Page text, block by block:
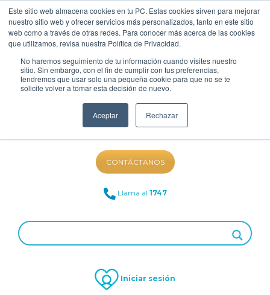
Este sitio web almacena cookies en tu PC. Estas cookies sirven para mejorar
nuestro sitio web y ofrecer servicios más personalizados, tanto en este sitio
web como a través de otras redes. Para conocer más acerca de las cookies
que utilizamos, revisa nuestra Política de Privacidad.
No haremos seguimiento de tu información cuando visites nuestro
sitio. Sin embargo, con el fin de cumplir con tus preferencias,
tendremos que usar solo una pequeña cookie para que no se te
solicite volver a tomar esta decisión de nuevo.
Aceptar Rechazar
NUESTRO BLOG
CONTÁCTANOS
Llama al 1747
Iniciar sesión